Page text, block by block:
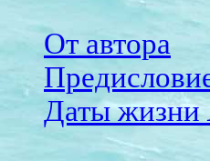
От автора
Даты жизни